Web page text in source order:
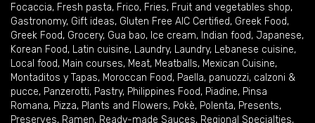
Focaccia, Fresh pasta, Frico, Fries, Fruit and vegetables shop,
Gastronomy, Gift ideas, Gluten Free AIC Certified, Greek Food,
Greek Food, Grocery, Gua bao, Ice cream, Indian food, Japanese,
Korean Food, Latin cuisine, Laundry, Laundry, Lebanese cuisine,
Local food, Main courses, Meat, Meatballs, Mexican Cuisine,
Montaditos y Tapas, Moroccan Food, Paella, panuozzi, calzoni &
pucce, Panzerotti, Pastry, Philippines Food, Piadine, Pinsa
Romana, Pizza, Plants and Flowers, Pokè, Polenta, Presents,
Preserves, Ramen, Ready-made Sauces, Regional Specialties,